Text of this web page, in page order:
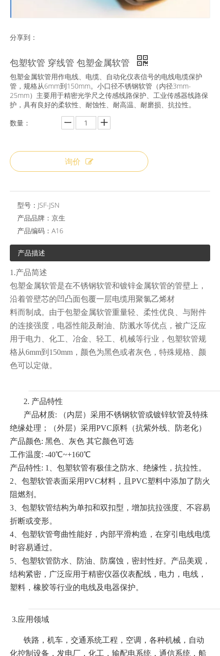
分享到：
包塑软管 穿线管 包塑金属软管
包塑金属软管用作电线、电缆、自动化仪表信号的电线电缆保护
管，规格从6mm到150mm。小口径不锈钢软管（内径3mm-
25mm）主要用于精密光学尺之传感线路保护、工业传感器线路保
护，具有良好的柔软性、耐蚀性、耐高温、耐磨损、抗拉性。
数量：
询价
型号： JSF-JSN
产品品牌： 京生
产品编码： A16
产品描述
1.产品简述
包塑金属软管是在不锈钢软管和镀锌金属软管的管壁上，
沿着管壁芯的凹凸面包覆一层电缆用聚氯乙烯材
料而制成。由于包塑金属软管重量轻、柔性优良、与附件
的连接强度，电器性能及耐油、防溅水等优点，被广泛应
用于电力、化工、冶金、轻工、机械等行业，包塑软管规
格从6mm到150mm，颜色为黑色或者灰色，特殊规格、颜
色可以定做。
2. 产品特性
产品材质: （内层）采用不锈钢软管或镀锌软管及特殊
绝缘处理；（外层）采用PVC原料（抗紫外线、防老化）
产品颜色: 黑色、灰色 其它颜色可选
工作温度: -40℃~+160℃
产品特性: 1、包塑软管有极佳之防水、绝缘性，抗拉性。
2、包塑软管表面采用PVC材料，且PVC塑料中添加了防火
阻燃剂。
3、包塑软管结构为单扣和双扣型，增加抗拉强度、不容易
折断或变形。
4、包塑软管弯曲性能好，内部平滑构造，在穿引电线电缆
时容易通过。
5、包塑软管防水、防油、防腐蚀，密封性好。产品美观，
结构紧密，广泛应用于精密仪器仪表配线，电力，电线，
塑料，橡胶等行业的电线及电器保护。
3.应用领域
铁路，机车，交通系统工程，空调，各种机械，自动
化控制设备，发电厂，化工，输配电系统，通信系统，船